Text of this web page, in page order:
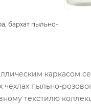
бархат пыльно-
каркасом
пыльно-
текстилю